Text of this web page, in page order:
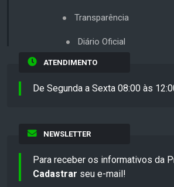
Transparência
Diário Oficial
ATENDIMENTO
De Segunda a Sexta 08:00 às
NEWSLETTER
Para receber os informativos da
Cadastrar seu e-mail!